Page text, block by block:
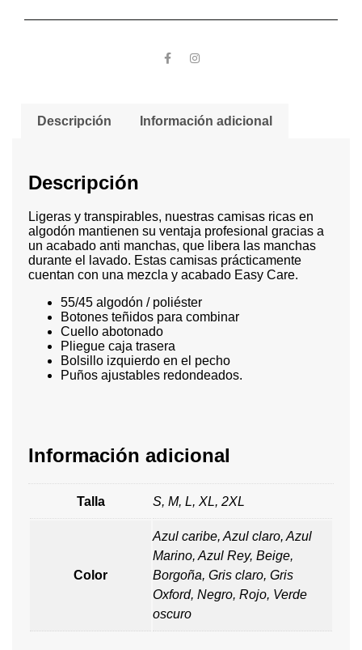
Descripción Información adicional
Descripción
Ligeras y transpirables, nuestras camisas ricas en
algodón mantienen su ventaja profesional gracias a
un acabado anti manchas, que libera las manchas
durante el lavado. Estas camisas prácticamente
cuentan con una mezcla y acabado Easy Care.
55/45 algodón / poliéster
Botones teñidos para combinar
Cuello abotonado
Pliegue caja trasera
Bolsillo izquierdo en el pecho
Puños ajustables redondeados.
Información adicional
Talla S, M, L, XL, 2XL
Color
Azul caribe, Azul claro, Azul
Marino, Azul Rey, Beige,
Borgoña, Gris claro, Gris
Oxford, Negro, Rojo, Verde
oscuro